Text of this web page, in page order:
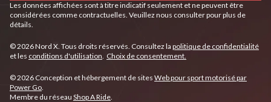
Les données affichées sont à titre indicatif seulement et ne peuvent être
considérées comme contractuelles. Veuillez nous consulter pour plus de
détails.
© 2026 Nord X. Tous droits réservés. Consultez la politique de confidentialité
et les conditions d'utilisation. Choix de consentement.
© 2026 Conception et hébergement de sites Web pour sport motorisé par
Power Go.
Membre du réseau Shop A Ride.